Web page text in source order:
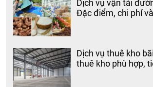
Dịch vụ vận tải
Đặc điểm, chi phí
Dịch vụ thuê kho
thuê kho phù hợp,